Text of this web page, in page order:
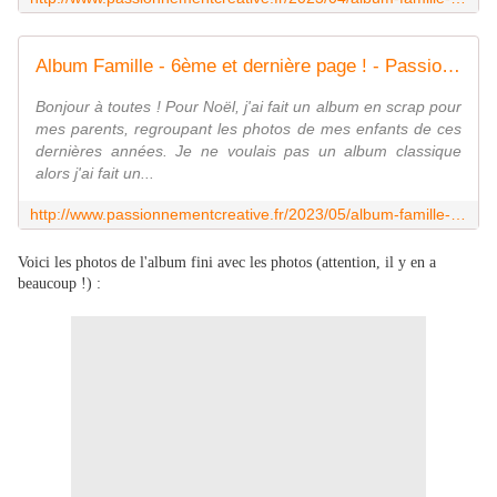
Album Famille - 6ème et dernière page ! - Passionnement Créative
Bonjour à toutes ! Pour Noël, j'ai fait un album en scrap pour
mes parents, regroupant les photos de mes enfants de ces
dernières années. Je ne voulais pas un album classique
alors j'ai fait un...
Voici les photos de l'album fini avec les photos (attention, il y en a
beaucoup !) :